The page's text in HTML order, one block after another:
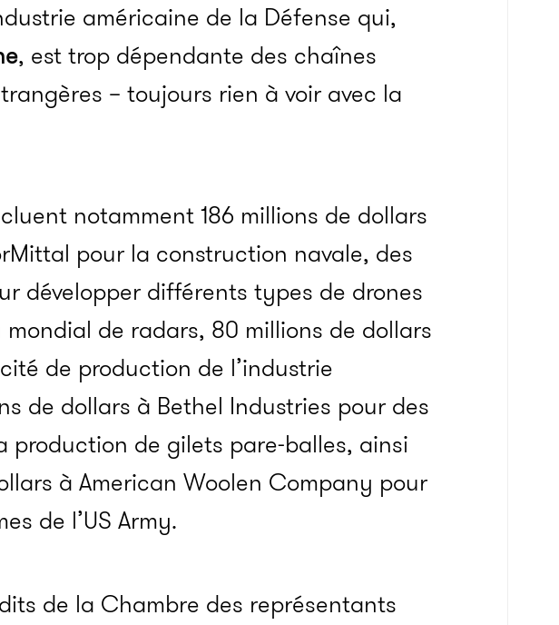
américaine de la Défense qui,
, est trop dépendante des chaînes
– toujours rien à voir avec la
notamment 186 millions de dollars
pour la construction navale, des
développer différents types de drones
de radars, 80 millions de dollars
de production de l’industrie
de dollars à Bethel Industries pour des
production de gilets pare-balles, ainsi
à American Woolen Company pour
de l’US Army.
de la Chambre des représentants